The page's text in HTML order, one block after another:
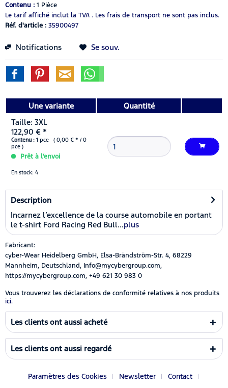
Contenu : 1 Pièce
Le tarif affiché inclut la TVA . Les frais de transport ne sont pas inclus.
Réf. d'article : 35900497
Notifications Se souv.
Une variante
Quantité
Taille: 3XL
122,90 € *
Contenu : 1 pce ( 0,00 € * / 0
pce )
Prêt à l’envoi
En stock: 4
Description
Incarnez l’excellence de la course automobile en portant
le t-shirt Ford Racing Red Bull...plus
Fabricant:
cyber-Wear Heidelberg GmbH, Elsa-Brändström-Str. 4, 68229
Mannheim, Deutschland, Info@mycybergroup.com,
https://mycybergroup.com, +49 621 30 983 0
Vous trouverez les déclarations de conformité relatives à nos produits
ici.
Les clients ont aussi acheté
Les clients ont aussi regardé
Paramètres des Cookies Newsletter
Contact